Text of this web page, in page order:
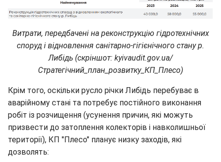
Витрати, передбачені на реконструкцію гідротехнічних
споруд і відновлення санітарно-гігієнічного стану р.
Либідь (скріншот: kyivaudit.gov.ua/
Стратегічний_план_розвитку_КП_Плесо)
Крім того, оскільки русло річки Либідь перебуває в
аварійному стані та потребує постійного виконання
робіт із розчищення (усунення причин, які можуть
призвести до затоплення колекторів і навколишньої
території), КП "Плесо" планує низку заходів, які
дозволять: